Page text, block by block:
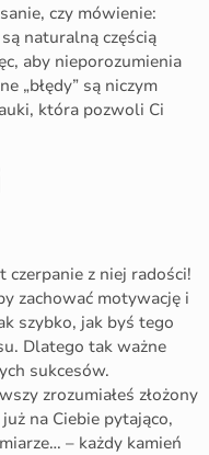
czy mówienie:
naturalną częścią
aby nieporozumienia
„błędy” są niczym
która pozwoli Ci
czerpanie z niej radości!
zachować motywację i
szybko, jak byś tego
Dlatego tak ważne
sukcesów.
zrozumiałeś złożony
na Ciebie pytająco,
– każdy kamień